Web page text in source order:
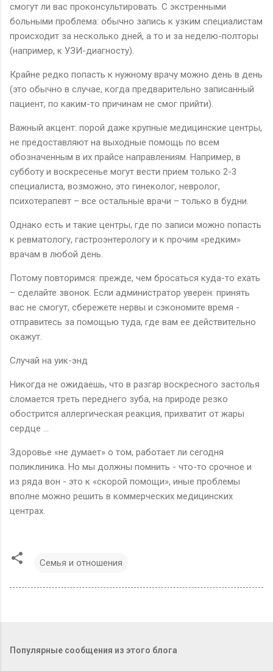
смогут ли вас проконсультировать. С экстренными
больными проблема: обычно запись к узким специалистам
происходит за несколько дней, а то и за неделю-полторы
(например, к УЗИ-диагносту).
Крайне редко попасть к нужному врачу можно день в день
(это обычно в случае, когда предварительно записанный
пациент, по каким-то причинам не смог прийти).
Важный акцент: порой даже крупные медицинские центры,
не предоставляют на выходные помощь по всем
обозначенным в их прайсе направлениям. Например, в
субботу и воскресенье могут вести прием только 2-3
специалиста, возможно, это гинеколог, невролог,
психотерапевт – все остальные врачи – только в будни.
Однако есть и такие центры, где по записи можно попасть
к ревматологу, гастроэнтерологу и к прочим «редким»
врачам в любой день.
Потому повторимся: прежде, чем бросаться куда-то ехать
– сделайте звонок. Если администратор уверен: принять
вас не смогут, сбережете нервы и сэкономите время -
отправитесь за помощью туда, где вам ее действительно
окажут.
Случай на уик-энд
Никогда не ожидаешь, что в разгар воскресного застолья
сломается треть переднего зуба, на природе резко
обострится аллергическая реакция, прихватит от жары
сердце …
Здоровье «не думает» о том, работает ли сегодня
поликлиника. Но мы должны помнить - что-то срочное и
из ряда вон - это к «скорой помощи», иные проблемы
вполне можно решить в коммерческих медицинских
центрах.
Семья и отношения
Популярные сообщения из этого блога